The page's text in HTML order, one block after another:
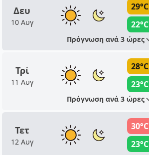
Δευ
10 Αυγ
29°C
22°C
Πρόγνωση ανά 3 ώρες
Τρί
11 Αυγ
28°C
23°C
Πρόγνωση ανά 3 ώρες
Τετ
12 Αυγ
30°C
23°C